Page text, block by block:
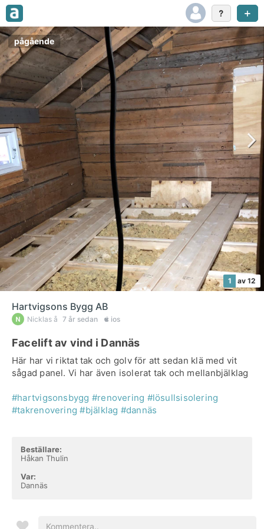
pågående
1 av 12
Hartvigsons Bygg AB
Nicklas å 7 år sedan ios
Facelift av vind i Dannäs
Här har vi riktat tak och golv för att sedan klä med vit
sågad panel. Vi har även isolerat tak och mellanbjälklag
#hartvigsonsbygg #renovering #lösullsisolering
#takrenovering #bjälklag #dannäs
Beställare:
Håkan Thulin
Var:
Dannäs